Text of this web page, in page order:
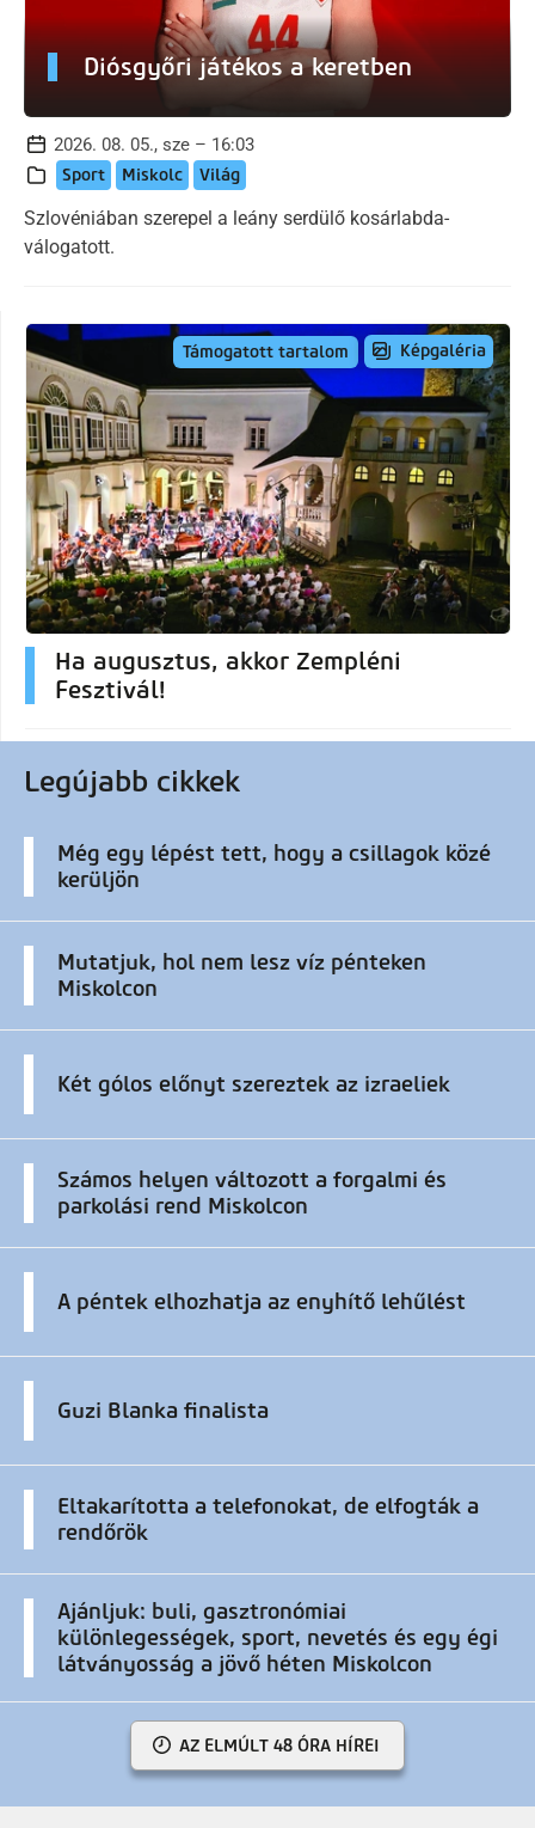
Diósgyőri játékos a keretben
2026. 08. 05., sze – 16:03
Sport Miskolc Világ
Szlovéniában szerepel a leány serdülő kosárlabda-
válogatott.
Támogatott tartalom Képgaléria
Ha augusztus, akkor Zempléni
Fesztivál!
Legújabb cikkek
Még egy lépést tett, hogy a csillagok közé
kerüljön
Mutatjuk, hol nem lesz víz pénteken
Miskolcon
Két gólos előnyt szereztek az izraeliek
Számos helyen változott a forgalmi és
parkolási rend Miskolcon
A péntek elhozhatja az enyhítő lehűlést
Guzi Blanka finalista
Eltakarította a telefonokat, de elfogták a
rendőrök
Ajánljuk: buli, gasztronómiai
különlegességek, sport, nevetés és egy égi
látványosság a jövő héten Miskolcon
AZ ELMÚLT 48 ÓRA HÍREI